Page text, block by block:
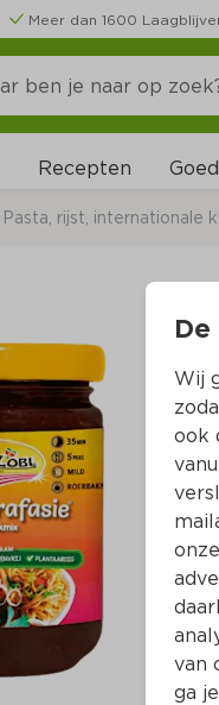
Meer dan 1600
Recepten
Pasta, rijst, internationale
De
Wij
ook
van
ga